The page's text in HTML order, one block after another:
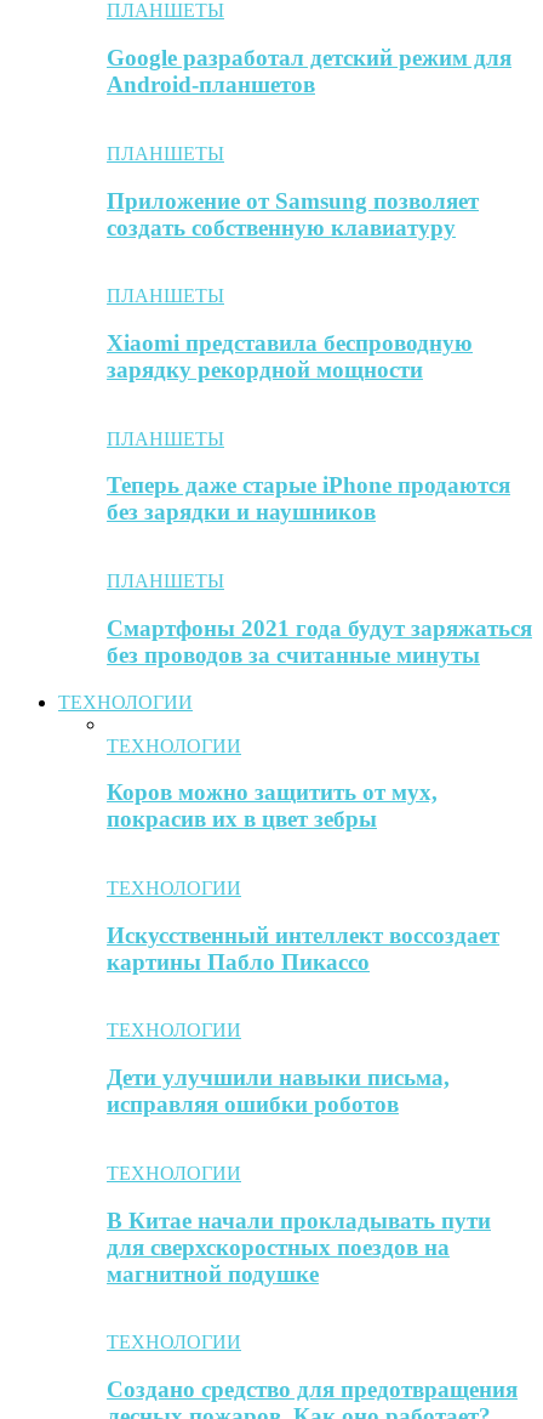
ПЛАНШЕТЫ
Google разработал детский режим для
Android-планшетов
ПЛАНШЕТЫ
Приложение от Samsung позволяет
создать собственную клавиатуру
ПЛАНШЕТЫ
Xiaomi представила беспроводную
зарядку рекордной мощности
ПЛАНШЕТЫ
Теперь даже старые iPhone продаются
без зарядки и наушников
ПЛАНШЕТЫ
Смартфоны 2021 года будут заряжаться
без проводов за считанные минуты
ТЕХНОЛОГИИ
ТЕХНОЛОГИИ
Коров можно защитить от мух,
покрасив их в цвет зебры
ТЕХНОЛОГИИ
Искусственный интеллект воссоздает
картины Пабло Пикассо
ТЕХНОЛОГИИ
Дети улучшили навыки письма,
исправляя ошибки роботов
ТЕХНОЛОГИИ
В Китае начали прокладывать пути
для сверхскоростных поездов на
магнитной подушке
ТЕХНОЛОГИИ
Создано средство для предотвращения